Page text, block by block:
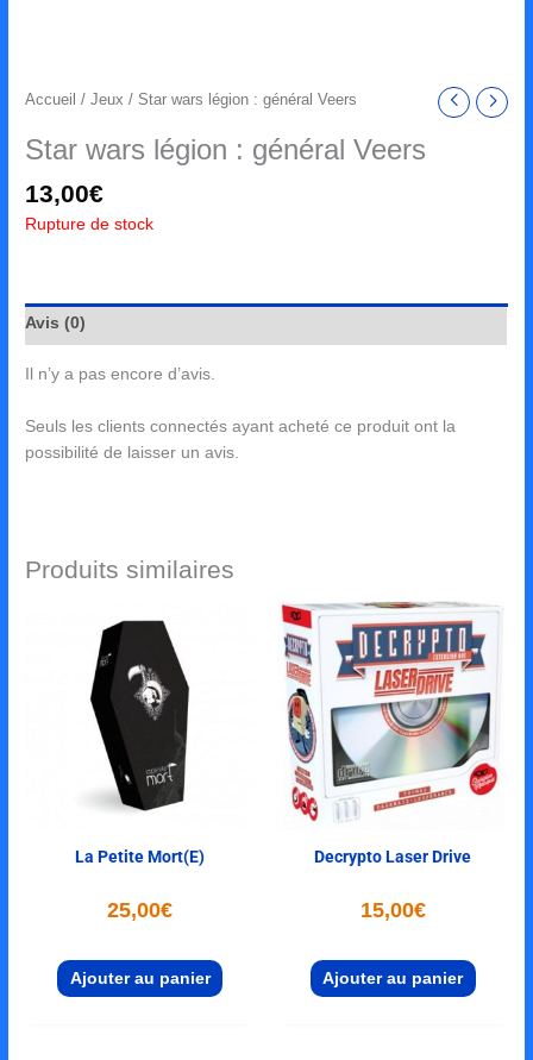
Accueil /Jeux / Star wars légion : général Veers
Star wars légion : général Veers
13,00€
Rupture de stock
Avis (0)
Il n’y a pas encore d’avis.
Seuls les clients connectés ayant acheté ce produit ont la
possibilité de laisser un avis.
Produits similaires
La Petite Mort(e)
25,00€
Ajouter au panier
Decrypto Laser Drive
15,00€
Ajouter au panier